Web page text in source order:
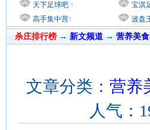
天下足球吧 ↑
高手集中营↑
宝淇
波盘
杀庄排行榜 → 新文频道→ 营养美食
文章分类： 营养
人气：